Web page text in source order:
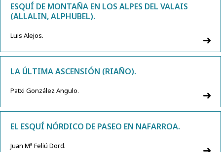
ESQUÍ DE MONTAÑA EN LOS ALPES DEL VALAIS
(ALLALIN, ALPHUBEL).
Luis Alejos.
LA ÚLTIMA ASCENSIÓN (RIAÑO).
Patxi González Angulo.
EL ESQUÍ NÓRDICO DE PASEO EN NAFARROA.
Juan Mª Feliú Dord.